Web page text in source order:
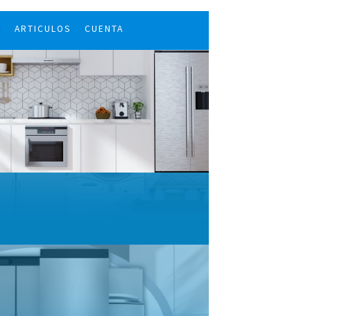
ARTICULOS CUENTA